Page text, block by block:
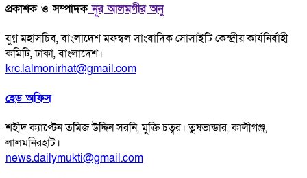
প্রকাশক ও সম্পাদকনূর আলমগীর অনু
যুগ্ন মহাসচিব, বাংলাদেশ মফস্বল সাংবাদিক সোসাইটি কেন্দ্রীয় কার্যনির্বাহী
কমিটি, ঢাকা, বাংলাদেশ।
krc.lalmonirhat@gmail.com
হেড অফিস
শহীদ ক্যাপ্টেন তমিজ উদ্দিন সরনি, মুক্তি চত্বর। তুষভান্ডার, কালীগঞ্জ,
লালমনিরহাট।
news.dailymukti@gmail.com